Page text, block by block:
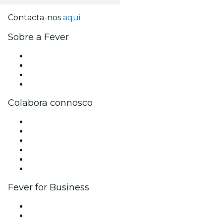
Contacta-nos aqui
Sobre a Fever
Colabora connosco
Fever for Business